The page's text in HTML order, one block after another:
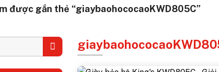
được gắn thẻ “giaybaohococaoKWD805C”